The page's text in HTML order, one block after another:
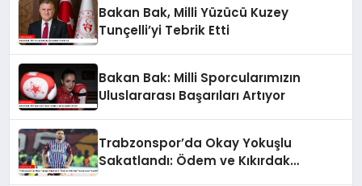
Bakan Bak, Milli Yüzücü Kuzey
Tunçelli’yi Tebrik Etti
Bakan Bak: Milli Sporcularımızın
Uluslararası Başarıları Artıyor
Trabzonspor’da Okay Yokuşlu
Sakatlandı: Ödem ve Kıkırdak